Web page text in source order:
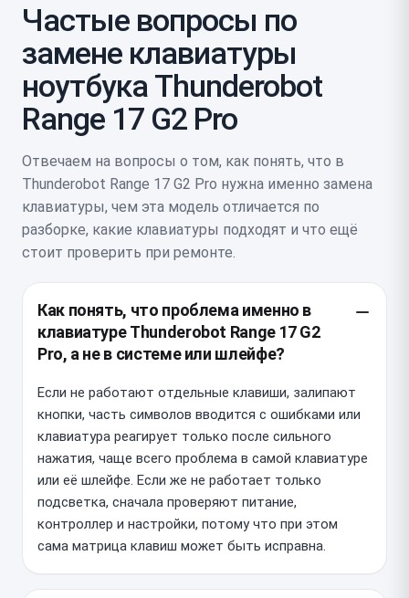
Частые вопросы по
замене клавиатуры
ноутбука Thunderobot
Range 17 G2 Pro
Отвечаем на вопросы о том, как понять, что в
Thunderobot Range 17 G2 Pro нужна именно замена
клавиатуры, чем эта модель отличается по
разборке, какие клавиатуры подходят и что ещё
стоит проверить при ремонте.
Как понять, что проблема именно в
клавиатуре Thunderobot Range 17 G2
Pro, а не в системе или шлейфе?
Если не работают отдельные клавиши, залипают
кнопки, часть символов вводится с ошибками или
клавиатура реагирует только после сильного
нажатия, чаще всего проблема в самой клавиатуре
или её шлейфе. Если же не работает только
подсветка, сначала проверяют питание,
контроллер и настройки, потому что при этом
сама матрица клавиш может быть исправна.